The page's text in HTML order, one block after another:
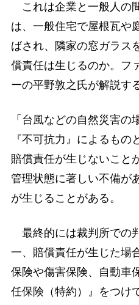
これは企業と一般人の
は、一般住宅で屋根瓦や
ばされ、隣家の窓ガラス
償責任は生じるのか。フ
ーの平野敦之氏が解説す
「台風などの自然災害
『不可抗力』によるも
賠償責任が生じないこと
管理状態に著しい不備が
が生じることがある。
最終的には裁判所での
一、賠償責任が生じた場
保険や傷害保険、自動車
任保険（特約）』をつけ